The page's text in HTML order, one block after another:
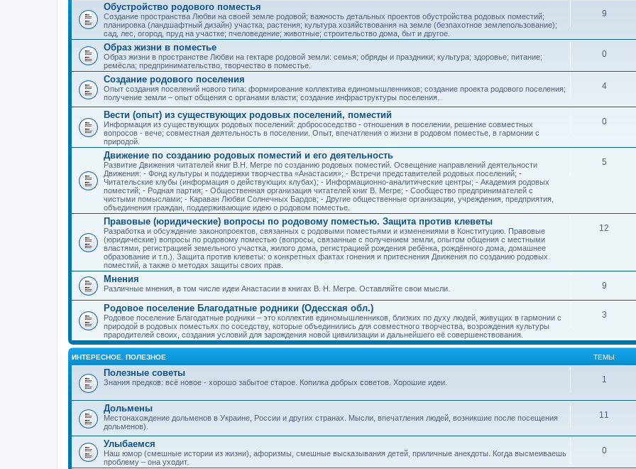
Обустройство родового поместья
Создание пространства Любви на своей земле родовой; важность детальных проектов обустройства родовых поместий;
планировка (ландшафтный дизайн) участка; растения; культура хозяйствования на земле (безпахотное землепользование);
сад, лес, огород, пруд на участке; пчеловедение; животные; строительство дома, быт и другое.
9
Образ жизни в поместье
Образ жизни в пространстве Любви на гектаре родовой земли: семья; обряды и праздники; культура; здоровье; питание;
ремёсла; предпринимательство, творчество в поместье.
0
Создание родового поселения
Опыт создания поселений нового типа: формирование коллектива единомышленников; создание проекта родового поселения;
получение земли – опыт общения с органами власти; создание инфраструктуры поселения.
4
Вести (опыт) из существующих родовых поселений, поместий
Информация из существующих родовых поселений: добрососедство - отношения в поселении, решение совместных
вопросов - вече; совместная деятельность в поселении. Опыт, впечатления о жизни в родовом поместье, в гармонии с
природой.
0
Движение по созданию родовых поместий и его деятельность
Развитие Движения читателей книг В.Н. Мегре по созданию родовых поместий. Освещение направлений деятельности
Движения: - Фонд культуры и поддержки творчества «Анастасия»; - Встречи представителей родовых поселений; -
Читательские клубы (информация о действующих клубах); - Информационно-аналитические центры; - Академия родовых
поместий; - Родная партия; - Общественная организация читателей книг В. Мегре; - Сообщество предпринимателей с
чистыми помыслами; - Караван Любви Солнечных Бардов; - Другие общественные организации, учреждения, предприятия,
объединения граждан, поддерживающие идею о родовом поместье.
5
Правовые (юридические) вопросы по родовому поместью. Защита против клеветы
Разработка и обсуждение законопроектов, связанных с родовыми поместьями и изменениями в Конституцию. Правовые
(юридические) вопросы по родовому поместью (вопросы, связанные с получением земли, опытом общения с местными
властями, регистрацией земельного участка, жилого дома, регистрацией рождения ребёнка, рождённого дома, домашнее
образование и т.п.). Защита против клеветы: о конкретных фактах гонения и притеснения Движения по созданию родовых
поместий, а также о методах защиты своих прав.
12
Мнения
Различные мнения, в том числе идеи Анастасии в книгах В. Н. Мегре. Оставляйте свои мысли. 9
Родовое поселение Благодатные родники (Одесская обл.)
Родовое поселение Благодатные родники – это коллектив единомышленников, близких по духу людей, живущих в гармонии с
природой в родовых поместьях по соседству, которые объединились для совместного творчества, возрождения культуры
прародителей своих, создания условий для зарождения новой цивилизации и дальнейшего её совершенствования.
3
ИНТЕРЕСНОЕ. ПОЛЕЗНОЕ ТЕМЫ
Полезные советы
Знания предков: всё новое - хорошо забытое старое. Копилка добрых советов. Хорошие идеи. 1
Дольмены
Местонахождение дольменов в Украине, России и других странах. Мысли, впечатления людей, возникшие после посещения
дольменов).
11
Улыбаемся
Наш юмор (смешные истории из жизни), афоризмы, смешные высказывания детей, приличные анекдоты. Когда высмеиваешь
проблему – она уходит.
0